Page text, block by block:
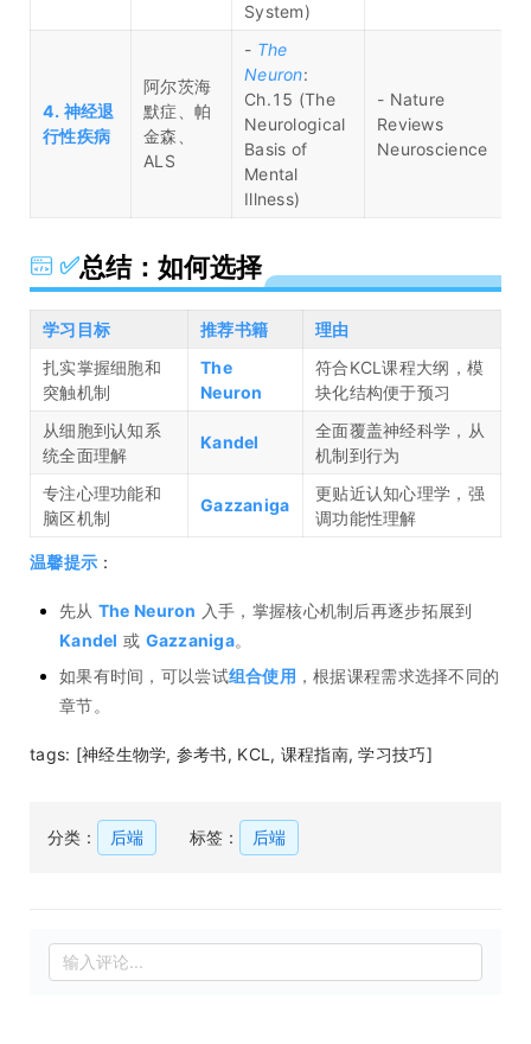
System)
4. 神经退
行性疾病
阿尔茨海
默症、帕
金森、
ALS
- The
Neuron:
Ch.15 (The
Neurological
Basis of
Mental
Illness)
- Nature
Reviews
Neuroscience
✅总结：如何选择
学习目标 推荐书籍
理由
扎实掌握细胞和
突触机制
The
Neuron
符合KCL课程大纲，模
块化结构便于预习
从细胞到认知系
统全面理解
Kandel
全面覆盖神经科学，从
机制到行为
专注心理功能和
脑区机制
Gazzaniga
更贴近认知心理学，强
调功能性理解
温馨提示 ：
先从 The Neuron 入手，掌握核心机制后再逐步拓展到
Kandel 或 Gazzaniga。
如果有时间，可以尝试组合使用 ，根据课程需求选择不同的
章节。
tags: [神经生物学, 参考书, KCL, 课程指南, 学习技巧]
分类： 后端 标签： 后端